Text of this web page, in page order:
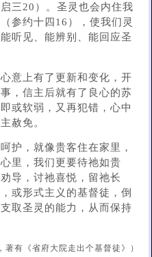
三20）。圣灵也会内住我
参约十四16），使我们灵
听见、能辨别、能回应圣
意上有了更新和变化，开
，信主后就有了良心的苏
或软弱，又再犯错，心中
赦免。
护，就像贵客住在家里，
里，我们更要待祂如贵
导，讨祂喜悦，留祂长
或形式主义的基督徒，倒
取圣灵的能力，从而保持
著有《省府大院走出个基督徒》）